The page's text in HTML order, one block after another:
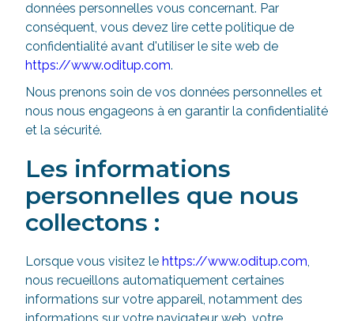
données personnelles vous concernant. Par
conséquent, vous devez lire cette politique de
confidentialité avant d'utiliser le site web de
https://www.oditup.com.
Nous prenons soin de vos données personnelles et
nous nous engageons à en garantir la confidentialité
et la sécurité.
Les informations
personnelles que nous
collectons :
Lorsque vous visitez le https://www.oditup.com,
nous recueillons automatiquement certaines
informations sur votre appareil, notamment des